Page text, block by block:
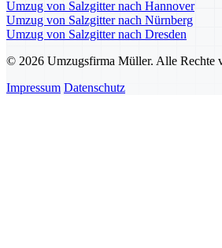
Umzug von Salzgitter nach Hannover
Umzug von Salzgitter nach Nürnberg
Umzug von Salzgitter nach Dresden
© 2026 Umzugsfirma Müller. Alle Rechte
Impressum Datenschutz